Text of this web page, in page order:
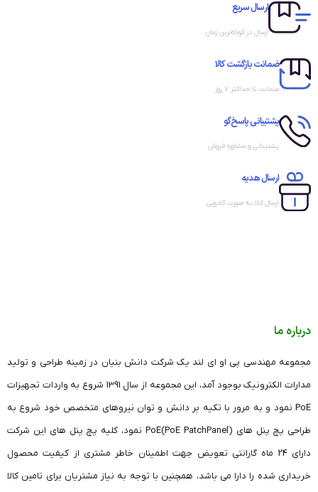
ارسال سریع
ارسال در کوتاه‌ترین زمان
ضمانت بازگشت کالا
ضمانت تا حداکثر ۷ روز
پشتیبانی پاسخ‌گو
پشتیبانی و مشاوره فروش
ارسال هدیه
ارسال کالا به صورت کادویی
درباره ما
مجموعه مهندسی پی او ای لند یک شرکت دانش بنیان در زمینه طراحی و تولید
مدارات الکترونیک بوجود آمد، این مجموعه از سال 1391 شروع به واردات تجهیزات
PoE نمود و به مرور با تکیه بر دانش و توان نیروهای متخصص خود شروع به
طراحی پچ پنل های (PoE PatchPanel)PoE نمود، کلیه پچ پنل های این شرکت
دارای 24 ماه گارانتی تعویض جهت اطمینان خاطر مشتری از کیفیت محصول
خریداری شده را دارا می باشد، همچنین با توجه به نیاز مشتریان برای تامین کالا